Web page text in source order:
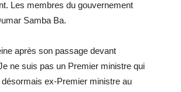
Les membres du gouvernement
Samba Ba.
après son passage devant
ne suis pas un Premier ministre qui
ex-Premier ministre au